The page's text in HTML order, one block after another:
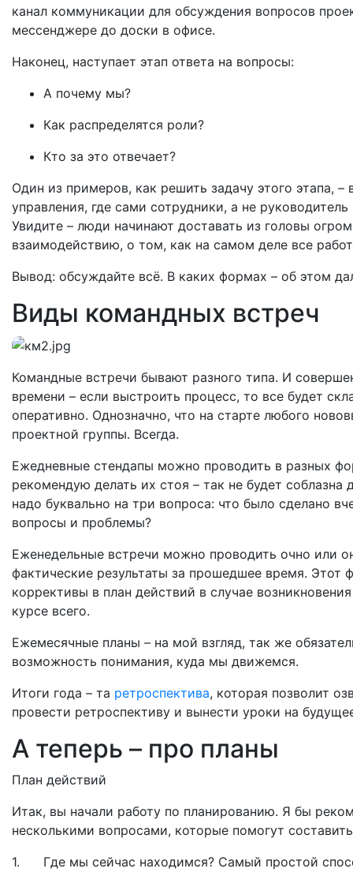
канал коммуникации для обсуждения вопросов
мессенджере до доски в офисе.
Наконец, наступает этап ответа на вопросы:
А почему мы?
Как распределятся роли?
Кто за это отвечает?
Один из примеров, как решить задачу этого этапа,
управления, где сами сотрудники, а не
Увидите – люди начинают доставать из головы
взаимодействию, о том, как на самом деле все
Вывод: обсуждайте всё. В каких формах – об этом
Виды командных встреч
Командные встречи бывают разного типа. И
времени – если выстроить процесс, то все будет
оперативно. Однозначно, что на старте любого
проектной группы. Всегда.
Ежедневные стендапы можно проводить в разных
рекомендую делать их стоя – так не будет
надо буквально на три вопроса: что было сделано
вопросы и проблемы?
Еженедельные встречи можно проводить очно или
фактические результаты за прошедшее время. Этот
коррективы в план действий в случае
курсе всего.
Ежемесячные планы – на мой взгляд, так же
возможность понимания, куда мы движемся.
Итоги года – та ретроспектива, которая позволит
провести ретроспективу и вынести уроки на
А теперь – про планы
План действий
Итак, вы начали работу по планированию. Я бы
несколькими вопросами, которые помогут
1. Где мы сейчас находимся? Самый простой